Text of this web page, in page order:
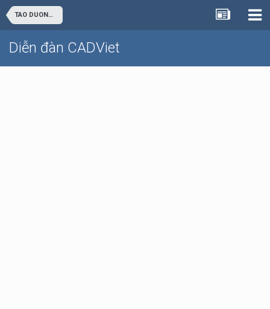
TAO DUONG MOI TRONG LINETYPE
Diễn đàn CADViet